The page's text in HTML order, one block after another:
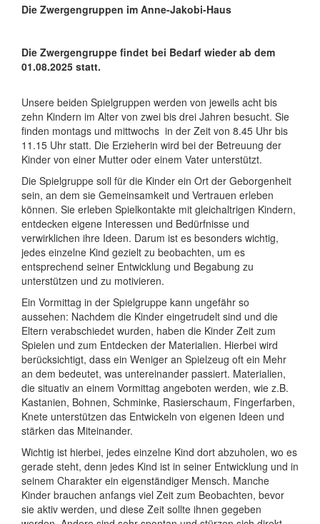
Die Zwergengruppen im Anne-Jakobi-Haus
Die Zwergengruppe findet bei Bedarf wieder ab dem
01.08.2025 statt.
Unsere beiden Spielgruppen werden von jeweils acht bis
zehn Kindern im Alter von zwei bis drei Jahren besucht. Sie
finden montags und mittwochs in der Zeit von 8.45 Uhr bis
11.15 Uhr statt. Die Erzieherin wird bei der Betreuung der
Kinder von einer Mutter oder einem Vater unterstützt.
Die Spielgruppe soll für die Kinder ein Ort der Geborgenheit
sein, an dem sie Gemeinsamkeit und Vertrauen erleben
können. Sie erleben Spielkontakte mit gleichaltrigen Kindern,
entdecken eigene Interessen und Bedürfnisse und
verwirklichen ihre Ideen. Darum ist es besonders wichtig,
jedes einzelne Kind gezielt zu beobachten, um es
entsprechend seiner Entwicklung und Begabung zu
unterstützen und zu motivieren.
Ein Vormittag in der Spielgruppe kann ungefähr so
aussehen: Nachdem die Kinder eingetrudelt sind und die
Eltern verabschiedet wurden, haben die Kinder Zeit zum
Spielen und zum Entdecken der Materialien. Hierbei wird
berücksichtigt, dass ein Weniger an Spielzeug oft ein Mehr
an dem bedeutet, was untereinander passiert. Materialien,
die situativ an einem Vormittag angeboten werden, wie z.B.
Kastanien, Bohnen, Schminke, Rasierschaum, Fingerfarben,
Knete unterstützen das Entwickeln von eigenen Ideen und
stärken das Miteinander.
Wichtig ist hierbei, jedes einzelne Kind dort abzuholen, wo es
gerade steht, denn jedes Kind ist in seiner Entwicklung und in
seinem Charakter ein eigenständiger Mensch. Manche
Kinder brauchen anfangs viel Zeit zum Beobachten, bevor
sie aktiv werden, und diese Zeit sollte ihnen gegeben